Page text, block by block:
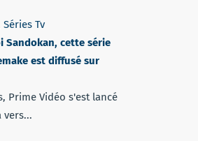
Séries Tv
Sandokan, cette série
est diffusé sur
Prime Vidéo s'est lancé